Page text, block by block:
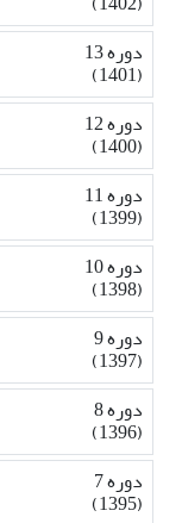
دوره 13
(1401)
دوره 12
(1400)
دوره 11
(1399)
دوره 10
(1398)
دوره 9
(1397)
دوره 8
(1396)
دوره 7
(1395)